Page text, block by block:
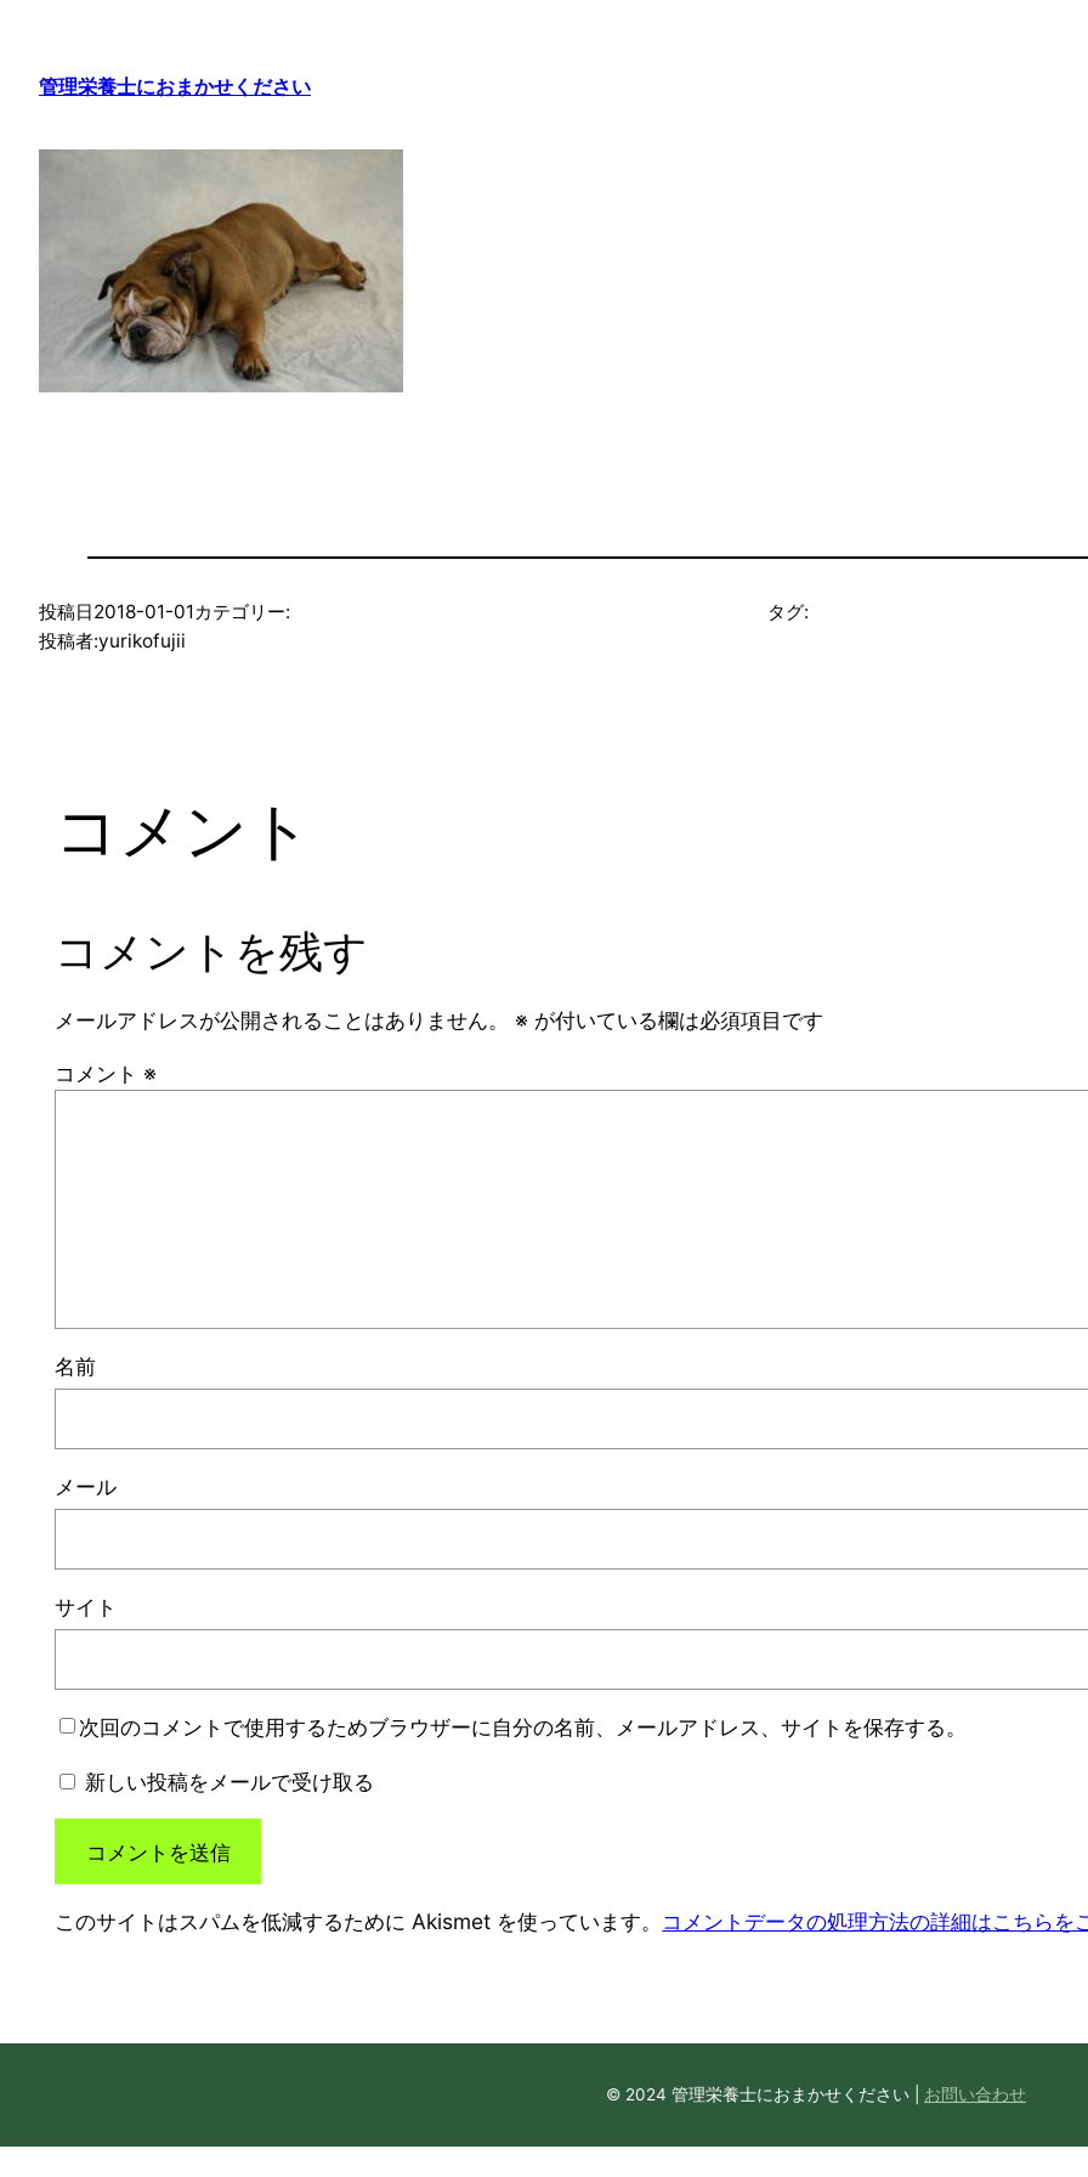
管理栄養士におまかせください
投稿日2018-01-01 カテゴリー:
投稿者:yurikofujii
タグ:
コメント
コメントを残す
メールアドレスが公開されることはありません。 ※ が付いている欄は必須項目です
コメント ※
名前
メール
サイト
次回のコメントで使用するためブラウザーに自分の名前、メールアドレス、サイトを保存する。
新しい投稿をメールで受け取る
このサイトはスパムを低減するために Akismet を使っています。 コメントデータの処理方法の詳細はこちらを
© 2024 管理栄養士におまかせください | お問い合わせ